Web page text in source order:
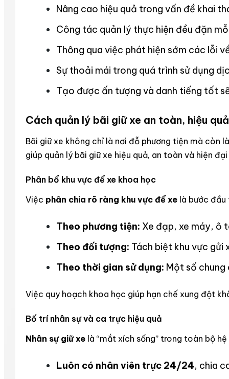
Nâng cao hiệu quả trong vấn đề khai
Công tác quản lý thực hiện đều đặn
Thông qua việc phát hiện sớm các lỗi
Sự thoải mái trong quá trình sử dụng
Tạo được ấn tượng và danh tiếng tốt
Cách quản lý bãi giữ xe an toàn, hiệu quả
Bãi giữ xe không chỉ là nơi đỗ phương tiện mà còn
giúp quản lý bãi giữ xe hiệu quả, an toàn và hiện đại
Phân bổ khu vực để xe khoa học
Việc phân chia rõ ràng khu vực để xe là bước đầu
Theo phương tiện: Xe đạp, xe máy, ô
Theo đối tượng: Tách biệt khu vực gửi
Theo thời gian sử dụng: Một số chung
Việc quy hoạch khoa học giúp hạn chế xung đột
Bố trí nhân sự và ca trực hiệu quả
Nhân sự giữ xe là “mắt xích sống” trong toàn bộ
Luôn có nhân viên trực 24/24, chia